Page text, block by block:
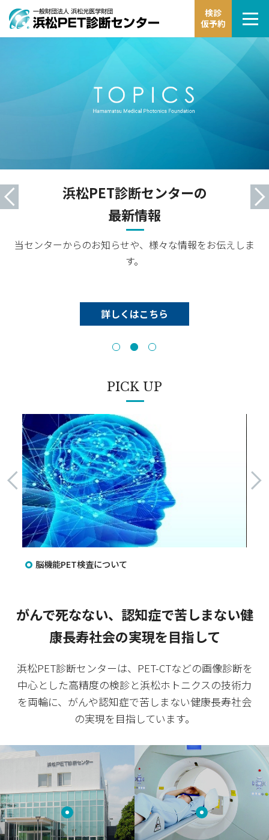
検診
仮予約
詳しくはこちら
浜松PET診断センターの
最新情報
当センターからのお知らせや、様々な情報をお伝えしま
す。
詳しくはこちら
詳しくはこちら
PICK UP
脳機能PET検査について
がんで死なない、認知症で苦しまない健
康長寿社会の実現を目指して
浜松PET診断センターは、PET-CTなどの画像診断を
中心とした高精度の検診と浜松ホトニクスの技術力
を両輪に、 がんや認知症で苦しまない健康長寿社会
の実現を目指しています。